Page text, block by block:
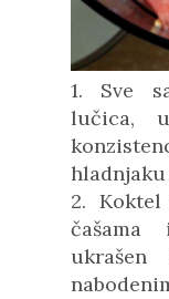
1. Sve
lučica,
hladnjaku
2.